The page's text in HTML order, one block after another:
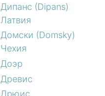
Дипанс (Dipans)
Латвия
Домски (Domsky)
Чехия
Доэр
Древис
Дрюис